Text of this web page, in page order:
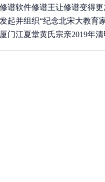
谱软件修谱王让修谱变得更
起并组织“纪念北宋大教育
门江夏堂黄氏宗亲2019年